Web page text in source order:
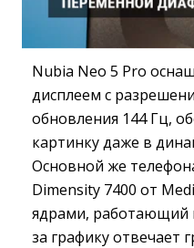
Nubia Neo 5 Pro
дисплеем с
обновления 144 Гц,
картинку даже в
Основной же
Dimensity 7400 от
ядрами, работающий
за графику отвечает